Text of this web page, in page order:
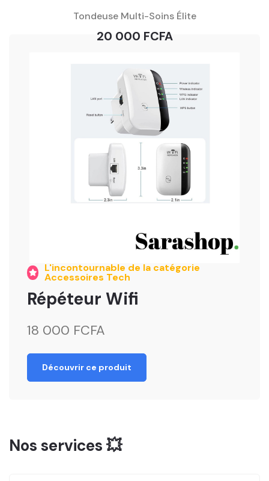
Tondeuse Multi-Soins Élite
20 000 FCFA
L'incontournable de la catégorie
Accessoires Tech
Répéteur Wifi
18 000 FCFA
Découvrir ce produit
Nos services 💥